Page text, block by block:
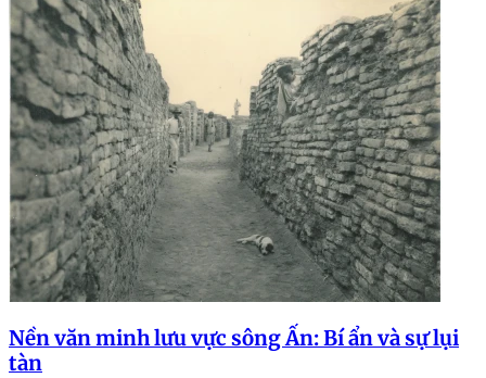
Nền văn minh lưu vực sông Ấn: Bí ẩn và sự lụi
tàn